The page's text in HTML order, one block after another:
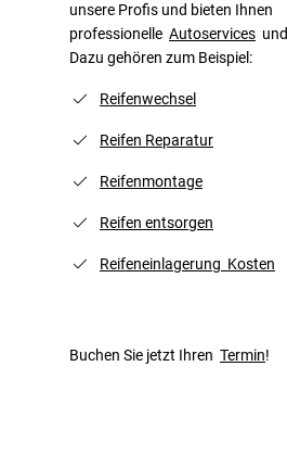
unsere Profis und bieten Ihnen
professionelle Autoservices und
Dazu gehören zum Beispiel:
Reifenwechsel
Reifen Reparatur
Reifenmontage
Reifen entsorgen
Reifeneinlagerung Kosten
Buchen Sie jetzt Ihren Termin!